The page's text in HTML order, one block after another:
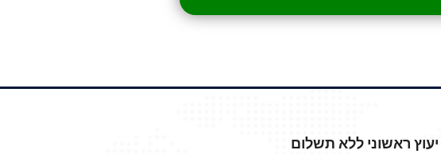
יעוץ ראשוני ללא תשלום